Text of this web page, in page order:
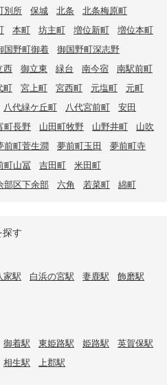
別所 保城 北条
北条梅原町
本町 坊主町 増位新町
増位本町
国野町御着
御国野町深志野
西 御立東 緑台 南今宿
南駅前町
町 宮上町 宮西町 元塩町
元町
八代緑ケ丘町 八代宮前町
安田
町長野 山田町牧野 山野井町
山吹
前町菅生澗 夢前町玉田
夢前町寺
町山冨 吉田町
米田町
部区下余部 六角 若菜町 綿町
探す
家駅 白浜の宮駅 妻鹿駅
飾磨駅
御着駅 東姫路駅 姫路駅
英賀保駅
相生駅 上郡駅